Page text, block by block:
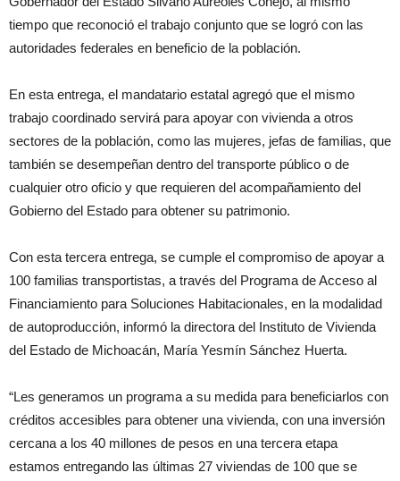
tiempo que reconoció el trabajo conjunto que se logró con las
autoridades federales en beneficio de la población.
En esta entrega, el mandatario estatal agregó que el mismo
trabajo coordinado servirá para apoyar con vivienda a otros
sectores de la población, como las mujeres, jefas de familias, que
también se desempeñan dentro del transporte público o de
cualquier otro oficio y que requieren del acompañamiento del
Gobierno del Estado para obtener su patrimonio.
Con esta tercera entrega, se cumple el compromiso de apoyar a
100 familias transportistas, a través del Programa de Acceso al
Financiamiento para Soluciones Habitacionales, en la modalidad
de autoproducción, informó la directora del Instituto de Vivienda
del Estado de Michoacán, María Yesmín Sánchez Huerta.
“Les generamos un programa a su medida para beneficiarlos con
créditos accesibles para obtener una vivienda, con una inversión
cercana a los 40 millones de pesos en una tercera etapa
estamos entregando las últimas 27 viviendas de 100 que se